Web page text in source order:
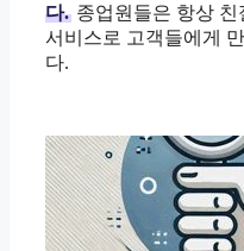
다. 종업원들은 항상 친
서비스로 고객들에게
다.